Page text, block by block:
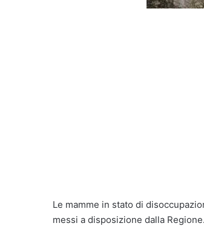
Le mamme in stato di
messi a disposizione dalla